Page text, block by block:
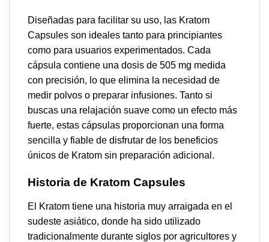
Diseñadas para facilitar su uso, las Kratom
Capsules son ideales tanto para principiantes
como para usuarios experimentados. Cada
cápsula contiene una dosis de 505 mg medida
con precisión, lo que elimina la necesidad de
medir polvos o preparar infusiones. Tanto si
buscas una relajación suave como un efecto más
fuerte, estas cápsulas proporcionan una forma
sencilla y fiable de disfrutar de los beneficios
únicos de Kratom sin preparación adicional.
Historia de Kratom Capsules
El Kratom tiene una historia muy arraigada en el
sudeste asiático, donde ha sido utilizado
tradicionalmente durante siglos por agricultores y